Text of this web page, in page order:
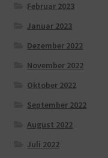
Februar 2023
Januar 2023
Dezember 2022
November 2022
Oktober 2022
September 2022
August 2022
Juli 2022